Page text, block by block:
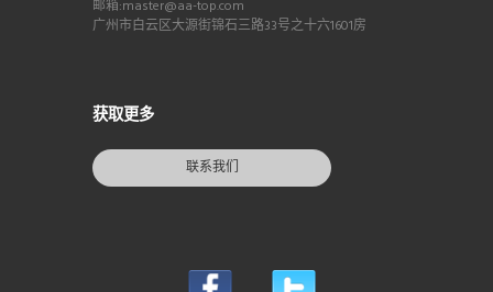
邮箱:master@aa-top.com
广州市白云区大源街锦石三路33号之十六1601房
获取更多
联系我们